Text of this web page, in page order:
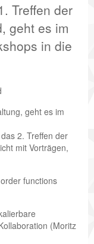
Treffen der
geht es im
in die
geht es im
2. Treffen der
mit Vorträgen,
functions
(Moritz